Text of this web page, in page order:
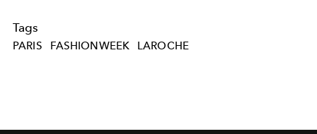
Tags
PARIS FASHIONWEEK LAROCHE